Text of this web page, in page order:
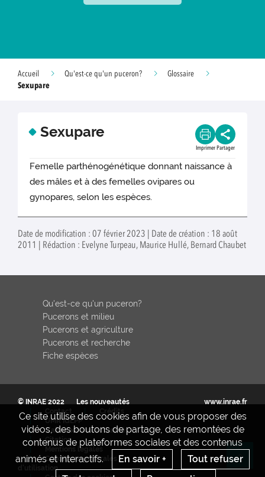
Accueil Qu'est-ce qu'un puceron?
Glossaire
Sexupare
Sexupare
Imprimer Partager
Femelle parthénogénétique donnant naissance à
des mâles et à des femelles ovipares ou
gynopares, selon les espèces.
Date de modification : 07 février 2023 | Date de création : 18 août
2011 | Rédaction : Evelyne Turpeau, Maurice Hullé, Bernard Chaubet
Ce site utilise des cookies afin de vous proposer des
vidéos, des boutons de partage, des remontées de
contenus de plateformes sociales et des contenus
animés et interactifs.
En savoir +
Tout refuser
Qu'est-ce qu'un puceron?
Pucerons et milieu
Pucerons et agriculture
Pucerons et recherche
Fiche espèces
© INRAE 2022
Les nouveautés
Contact
Crédits
UMR IGEPP
S'abonner aux actualités
Citation
Mentions legales
Conditions générales
d'utilisation
www.inrae.fr